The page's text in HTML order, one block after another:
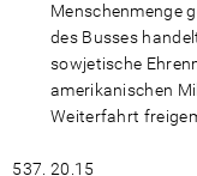
Menschenmenge
des Busses
sowjetische
amerikanischen
Weiterfahrt
20.15